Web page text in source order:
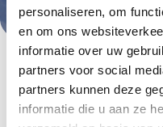
personaliseren, om
en om ons
informatie over uw
partners voor social
partners kunnen deze
informatie die u aan ze